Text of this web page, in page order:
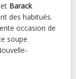
et Barack
des habitués.
occasion de
soupe